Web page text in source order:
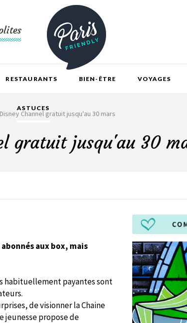
RESTAURANTS BIEN-ÊTRE VOYAGES
ASTUCES
Disney Channel gratuit jusqu'au 30 mars
gratuit jusqu'au 30
aux box, mais
habituellement payantes sont
de visionner la Chaine
jeunesse propose de